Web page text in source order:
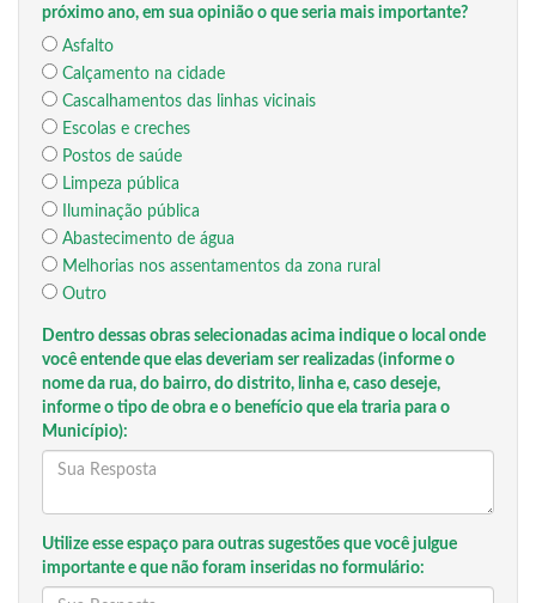
próximo ano, em sua opinião o que seria mais importante?
Asfalto
Calçamento na cidade
Cascalhamentos das linhas vicinais
Escolas e creches
Postos de saúde
Limpeza pública
Iluminação pública
Abastecimento de água
Melhorias nos assentamentos da zona rural
Outro
Dentro dessas obras selecionadas acima indique o local onde
você entende que elas deveriam ser realizadas (informe o
nome da rua, do bairro, do distrito, linha e, caso deseje,
informe o tipo de obra e o benefício que ela traria para o
Município):
Utilize esse espaço para outras sugestões que você julgue
importante e que não foram inseridas no formulário: